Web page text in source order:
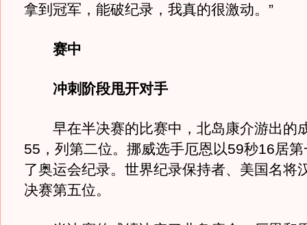
拿到冠军，能破纪录，我真的很激动。”
赛中
冲刺阶段甩开对手
早在半决赛的比赛中，北岛康介游出的
55，列第二位。挪威选手厄恩以59秒16居
了奥运会纪录。世界纪录保持者、美国名将
决赛第五位。